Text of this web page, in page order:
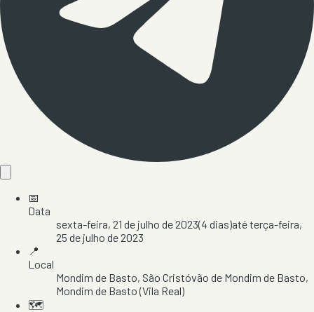
📅
Data
sexta-feira, 21 de julho de 2023(4 dias)atéterça-feira,
25 de julho de 2023
📍
Local
Mondim de Basto, São Cristóvão de Mondim de Basto,
Mondim de Basto(Vila Real)
🗺️